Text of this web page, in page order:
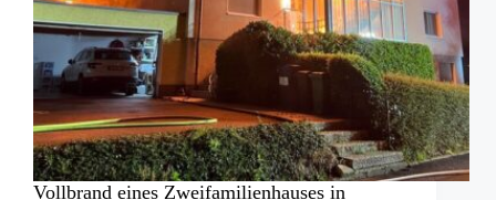
Vollbrand eines Zweifamilienhauses in